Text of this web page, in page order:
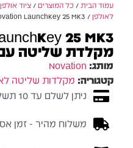
עמוד הבית / כל המוצרים /ציוד
לאולפן / Novation LaunchKey 25 MK3 – מקלדת שליטה עם 25 קלידים
מקלדת שליטה עם 25
מותג: Novation
קטגוריה: מקלדות שליטה
ניתן לשלם עד 10 תשלומים ללא ריבית
משלוח מהיר - זמן אספקה בין